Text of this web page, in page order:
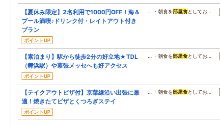
【夏休み限定】2名利用で1000円OFF！海＆
プール満喫♪ドリンク付・レイトアウト付き
プラン
ポイントUP
… ・朝食を部屋食としてお…
【素泊まり】駅から徒歩2分の好立地★TDL
（舞浜駅）や幕張メッセへも好アクセス
ポイントUP
… ・朝食を部屋食としてお…
【テイクアウトピザ付】京葉線沿い出張に最
適！焼きたてピザとくつろぎステイ
ポイントUP
… ・朝食を部屋食としてお…